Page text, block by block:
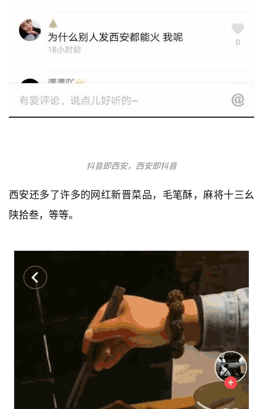
抖音即西安，西安即抖音
西安还多了许多的网红新晋菜品，毛笔酥，麻将十三幺
陕拾叁，等等。